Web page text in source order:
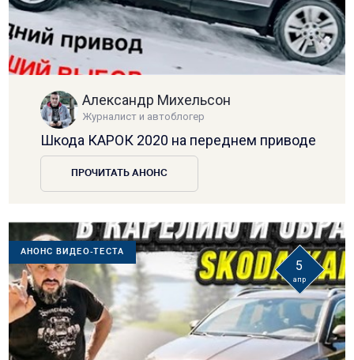
Александр Михельсон
Журналист и автоблогер
Шкода КАРОК 2020 на переднем приводе
ПРОЧИТАТЬ АНОНС
АНОНС ВИДЕО-ТЕСТА
5
апр